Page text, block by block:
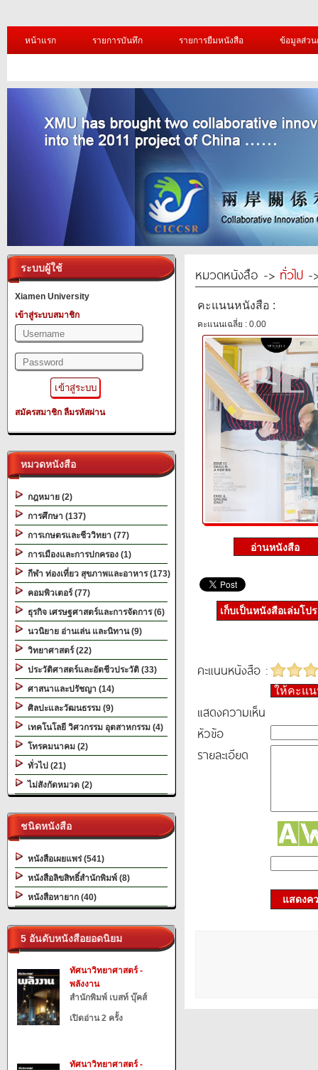
หน้าแรก รายการบันทึก รายการยืมหนังสือ ข้อมูลส่ว
ระบบผู้ใช้
Xiamen University
เข้าสู่ระบบสมาชิก
สมัครสมาชิก ลืมรหัสผ่าน
หมวดหนังสือ
กฎหมาย (2)
การศึกษา (137)
การเกษตรและชีววิทยา (77)
การเมืองและการปกครอง (1)
กีฬา ท่องเที่ยว สุขภาพและอาหาร (173)
คอมพิวเตอร์ (77)
ธุรกิจ เศรษฐศาสตร์และการจัดการ (6)
นวนิยาย อ่านเล่น และนิทาน (9)
วิทยาศาสตร์ (22)
ประวัติศาสตร์และอัตชีวประวัติ (33)
ศาสนาและปรัชญา (14)
ศิลปะและวัฒนธรรม (9)
เทคโนโลยี วิศวกรรม อุตสาหกรรม (4)
โทรคมนาคม (2)
ทั่วไป (21)
ไม่สังกัดหมวด (2)
ชนิดหนังสือ
หนังสือเผยแพร่ (541)
หนังสือลิขสิทธิ์สำนักพิมพ์ (8)
หนังสือหายาก (40)
5 อันดับหนังสือยอดนิยม
ทัศนาวิทยาศาสตร์ -
พลังงาน
สำนักพิมพ์ เบสท์ บุ๊คส์
เปิดอ่าน 2 ครั้ง
ทัศนาวิทยาศาสตร์ -
หมวดหนังสือ -> ทั่วไป -
คะแนนหนังสือ :
คะแนนเฉลี่ย : 0.00
เก็บเป็นหนังสือเล่มโป
คะแนนหนังสือ :
ให้คะแ
แสดงความเห็น
หัวข้อ
รายละเอียด
แสดงค